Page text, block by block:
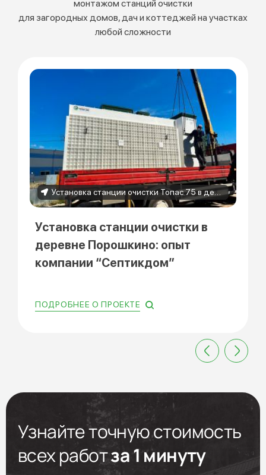
монтажом станций очистки
для загородных домов, дач и коттеджей на участках
любой сложности
Установка станции очистки Топас 75 в деревне Порошкино
Установка станции очистки в
деревне Порошкино: опыт
компании “Септикдом”
ПОДРОБНЕЕ О ПРОЕКТЕ
Узнайте точную стоимость
всех работза 1 минуту